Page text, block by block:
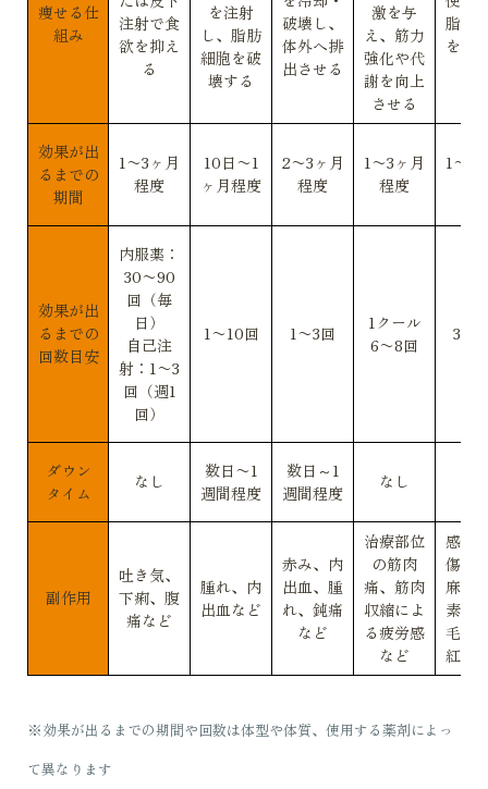
痩せる仕
組み
注射で食
欲を抑え
る
を注射
し、脂肪
細胞を破
壊する
破壊し、
体外へ排
出させる
激を与
え、筋力
強化や代
謝を向上
させる
脂肪
を破
効果が出
るまでの
期間
1〜3ヶ月
程度
10日〜1
ヶ月程度
2〜3ヶ月
程度
1〜3ヶ月
程度
1〜2
効果が出
るまでの
回数目安
内服薬：
30〜90
回（毎
日）
自己注
射：1〜3
回（週1
回）
1〜10回 1〜3回
1クール
6〜8回
3〜
ダウン
タイム
なし
数日〜1
週間程度
数日～1
週間程度
なし
副作用
吐き気、
下痢、腹
痛など
腫れ、内
出血など
赤み、内
出血、腫
れ、鈍痛
など
治療部位
の筋肉
痛、筋肉
収縮によ
る疲労感
など
感染
傷、
麻痺
素沈
毛包
紅斑
※効果が出るまでの期間や回数は体型や体質、使用する薬剤によっ
て異なります